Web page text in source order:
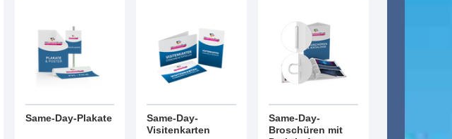
Same-Day-Plakate
Same-Day-
Visitenkarten
Same-Day-
Broschüren mit